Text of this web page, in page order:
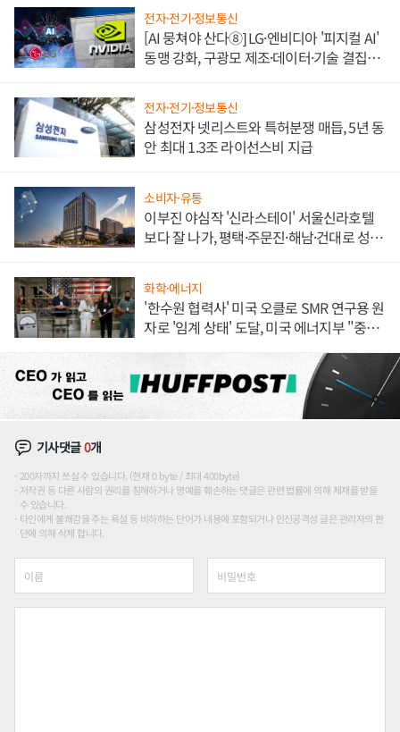
전자·전기·정보통신
[AI 뭉쳐야 산다⑧] LG·엔비디아 '피지컬 AI'
동맹 강화, 구광모 제조·데이터·기술 결집
전자·전기·정보통신
삼성전자 넷리스트와 특허분쟁 매듭, 5년 동
안 최대 1.3조 라이선스비 지급
소비자·유통
이부진 야심작 '신라스테이' 서울신라호텔
보다 잘 나가, 평택·주문진·해남·건대로 성
화학·에너지
'한수원 협력사' 미국 오클로 SMR 연구용 원
자로 '임계 상태' 도달, 미국 에너지부 "중요
기사댓글0개
200자까지 쓰실 수 있습니다. (현재 0 byte / 최대 400byte)
저작권 등 다른 사람의 권리를 침해하거나 명예를 훼손하는 댓글은 관련 법률에 의해 제재를 받을
수 있습니다.
타인에게 불쾌감을 주는 욕설 등 비하하는 단어가 내용에 포함되거나 인신공격성 글은 관리자의 판
단에 의해 삭제 합니다.